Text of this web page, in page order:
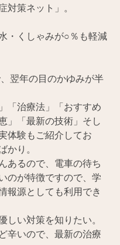
対策ネット」。
・くしゃみが○％も軽減
翌年の目のかゆみが半
「治療法」「おすすめ
」「最新の技術」そし
体験もご紹介してお
かり。
あるので、電車の待ち
のが特徴ですので、学
報源としても利用でき
しい対策を知りたい。
辛いので、最新の治療